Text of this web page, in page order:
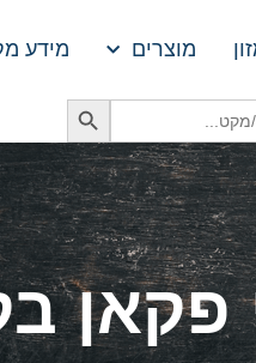
מוצרים מידע
פקאן